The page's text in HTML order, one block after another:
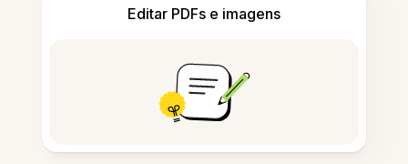
Editar PDFs e imagens